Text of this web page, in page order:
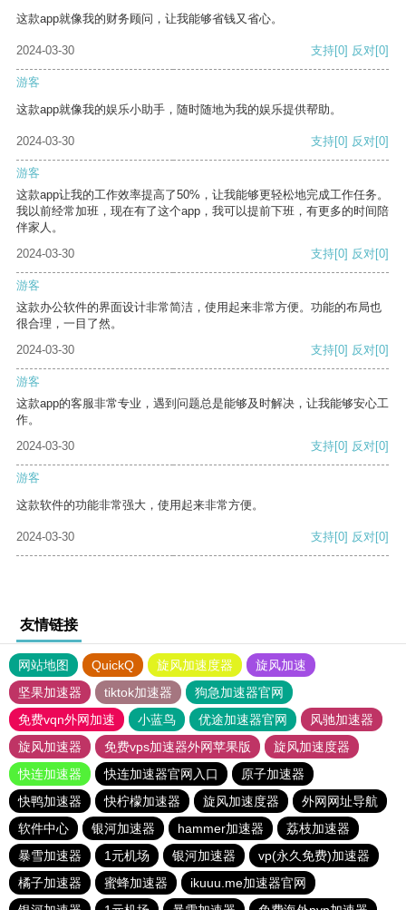
这款app就像我的财务顾问，让我能够省钱又省心。
2024-03-30 支持[0] 反对[0]
游客
这款app就像我的娱乐小助手，随时随地为我的娱乐提供帮助。
2024-03-30 支持[0] 反对[0]
游客
这款app让我的工作效率提高了50%，让我能够更轻松地完成工作任务。
我以前经常加班，现在有了这个app，我可以提前下班，有更多的时间陪
伴家人。
2024-03-30
支持[0] 反对[0]
游客
这款办公软件的界面设计非常简洁，使用起来非常方便。功能的布局也
很合理，一目了然。
2024-03-30
支持[0] 反对[0]
游客
这款app的客服非常专业，遇到问题总是能够及时解决，让我能够安心工
作。
2024-03-30
支持[0] 反对[0]
游客
这款软件的功能非常强大，使用起来非常方便。
2024-03-30 支持[0] 反对[0]
友情链接
网站地图 QuickQ 旋风加速度器
旋风加速
坚果加速器
tiktok加速器
狗急加速器官网
免费vqn外网加速
小蓝鸟 优途加速器官网
风驰加速器
旋风加速器
免费vps加速器外网苹果版
旋风加速度器
快连加速器
快连加速器官网入口
原子加速器
快鸭加速器
快柠檬加速器 旋风加速度器
外网网址导航
软件中心
银河加速器 hammer加速器
荔枝加速器
暴雪加速器
1元机场 银河加速器
vp(永久免费)加速器
橘子加速器
蜜蜂加速器
ikuuu.me加速器官网